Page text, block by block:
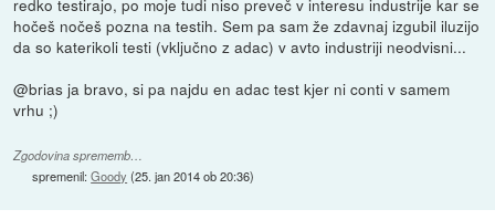
hočeš nočeš pozna na testih. Sem pa sam že zdavnaj izgubil iluzijo
da so katerikoli testi (vključno z adac) v avto industriji neodvisni...
@brias ja bravo, si pa najdu en adac test kjer ni conti v samem
vrhu ;)
Zgodovina sprememb…
spremenil:Goody (25. jan 2014 ob 20:36)